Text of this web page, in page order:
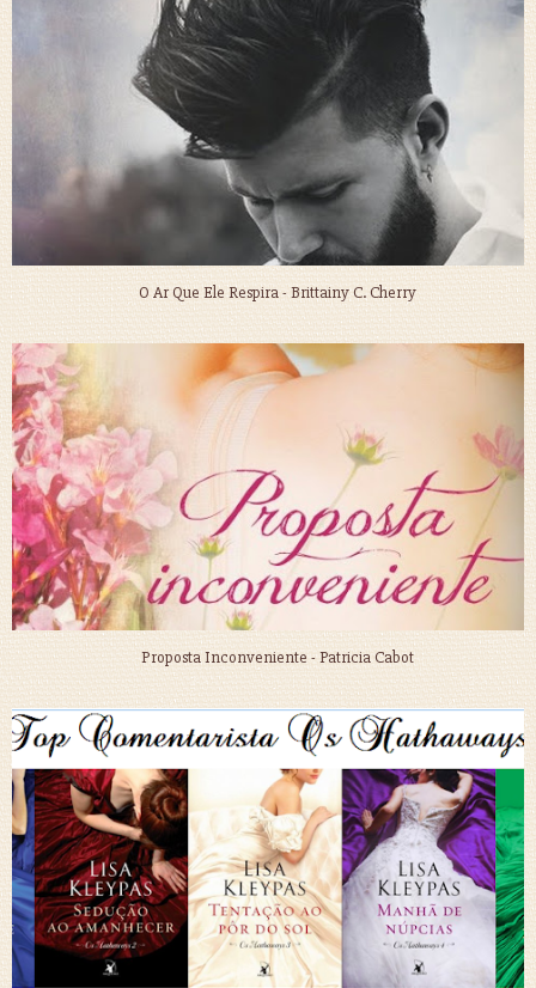
O Ar Que Ele Respira - Brittainy C. Cherry
Proposta Inconveniente - Patricia Cabot